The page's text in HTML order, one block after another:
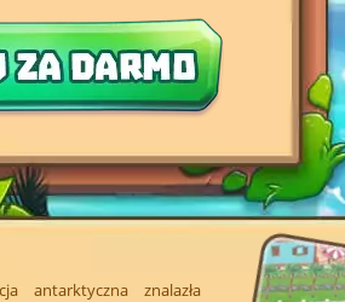
antarktyczna znalazła